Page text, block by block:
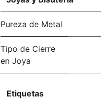
Pureza de Metal
Tipo de Cierre
en Joya
Etiquetas